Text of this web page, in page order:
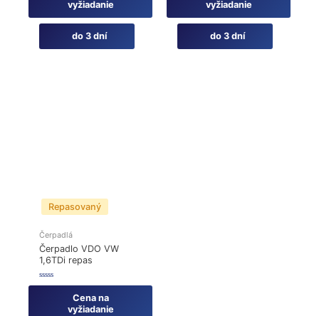
do 3 dní
vyžiadanie
do 3 dní
vyžiadanie
Repasovaný
Čerpadlá
Čerpadlo VDO VW
1,6TDi repas
Hodnotenie
Cena na
vyžiadanie